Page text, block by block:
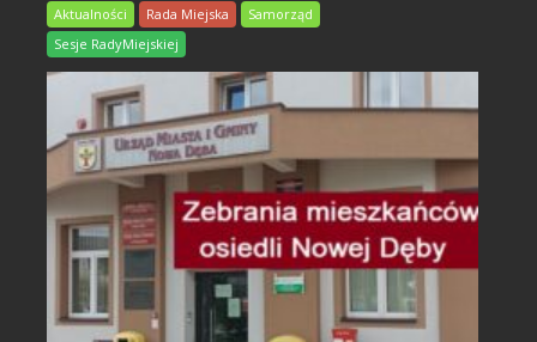
Aktualności Rada Miejska
Samorząd
Sesje RadyMiejskiej